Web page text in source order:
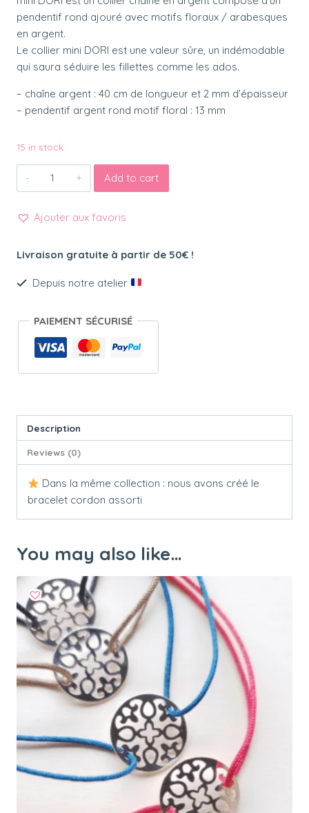
pendentif rond ajouré avec motifs floraux / arabesques
en argent.
Le collier mini DORI est une valeur sûre, un indémodable
qui saura séduire les fillettes comme les ados.
– chaîne argent : 40 cm de longueur et 2 mm d’épaisseur
– pendentif argent rond motif floral : 13 mm
15 in stock
Collier
chaîne
et
floral
DORI
Add to cart
Ajouter aux favoris
Livraison gratuite à partir de 50€ !
Depuis notre atelier
PAIEMENT SÉCURISÉ
Description
Reviews (0)
Dans la même collection : nous avons créé le
bracelet cordon assorti
You may also like…